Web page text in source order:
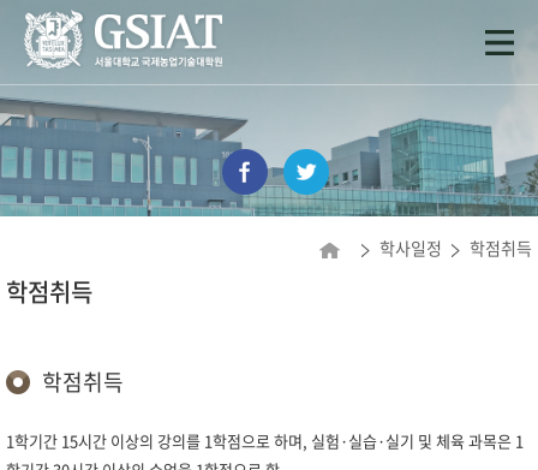
학사일정 학점취득
학점취득
학점취득
1학기간 15시간 이상의 강의를 1학점으로 하며, 실험·실습·실기 및 체육 과목은 1